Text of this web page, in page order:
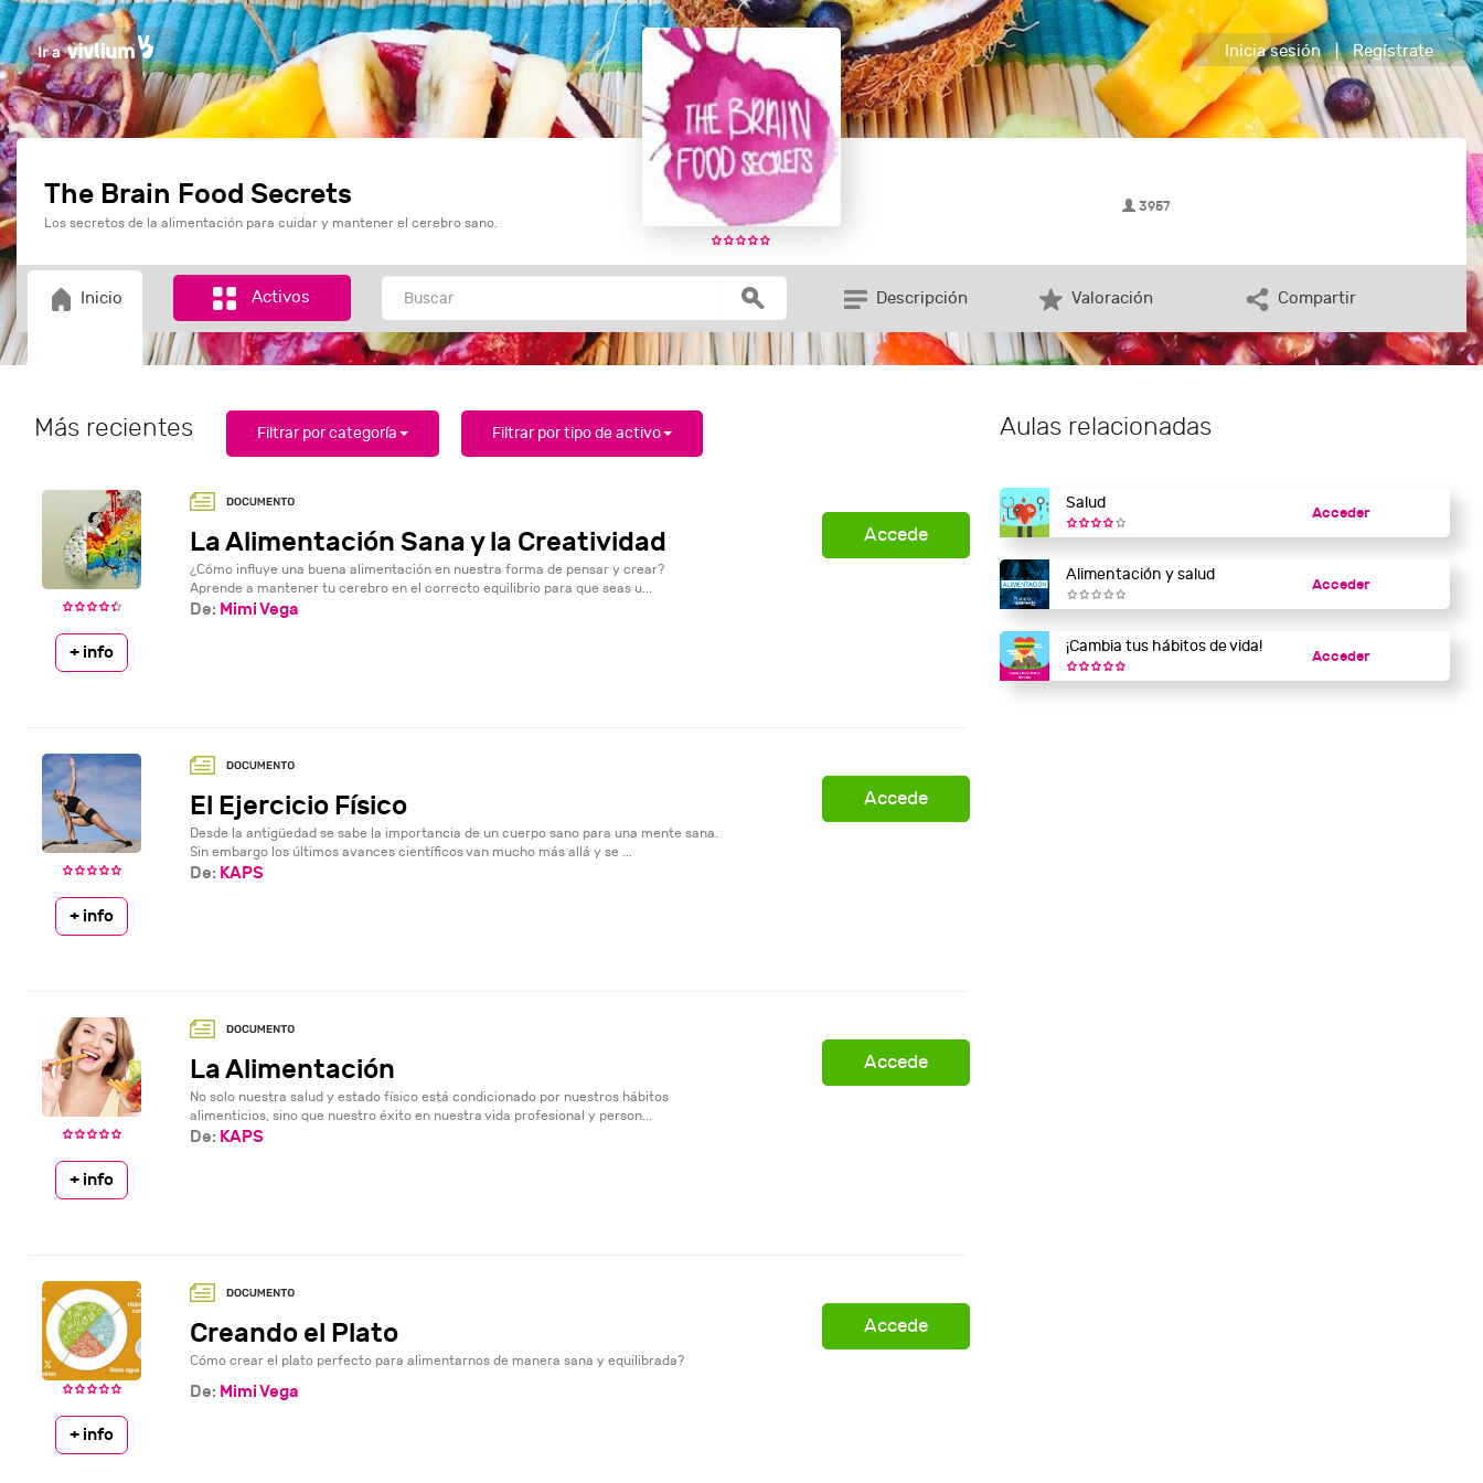
Inicia sesión | Regístrate
The Brain Food Secrets
Los secretos de la alimentación para cuidar y mantener el cerebro sano.
3957
Inicio Activos Descripción Valoración Compartir
Más recientes Filtrar por categoría Filtrar por tipo de activo
La Alimentación Sana y la Creatividad
¿Cómo influye una buena alimentación en nuestra forma de pensar y crear?
Aprende a mantener tu cerebro en el correcto equilibrio para que seas u...
Accede
+ info
De: Mimi Vega
El Ejercicio Físico
Desde la antigüedad se sabe la importancia de un cuerpo sano para una mente sana.
Sin embargo los últimos avances científicos van mucho más allá y se ...
Accede
+ info
De: KAPS
La Alimentación
No solo nuestra salud y estado físico está condicionado por nuestros hábitos
alimenticios, sino que nuestro éxito en nuestra vida profesional y person...
Accede
+ info
De: KAPS
Creando el Plato
Cómo crear el plato perfecto para alimentarnos de manera sana y equilibrada?
Accede
+ info
De: Mimi Vega
Aulas relacionadas
Salud
Acceder
Alimentación y salud
Acceder
¡Cambia tus hábitos de vida!
Acceder